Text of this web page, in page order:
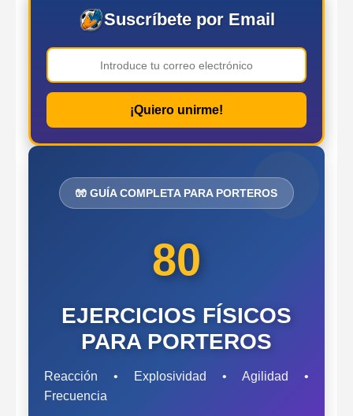
Suscríbete por Email
¡Quiero unirme!
🧤 GUÍA COMPLETA PARA PORTEROS
80
EJERCICIOS FÍSICOS
PARA PORTEROS
Reacción • Explosividad • Agilidad •
Frecuencia